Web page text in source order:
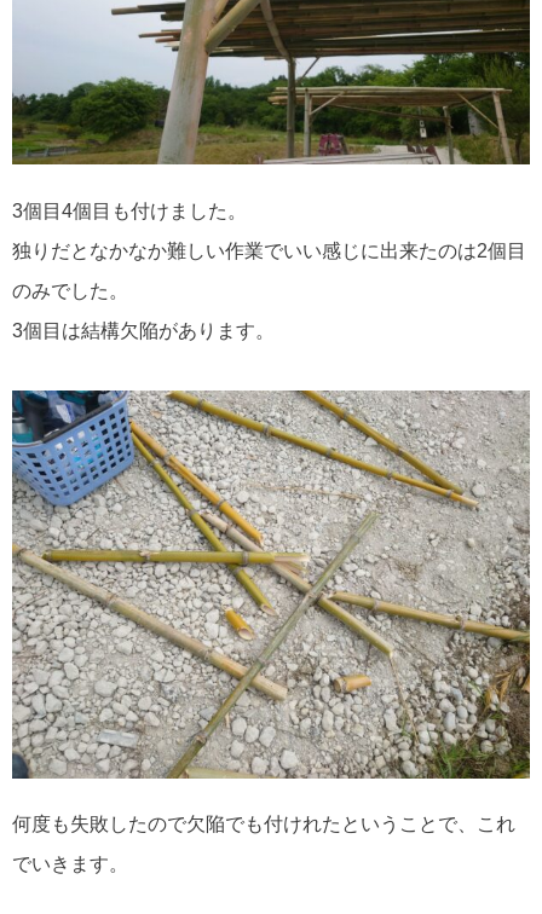
3個目4個目も付けました。
独りだとなかなか難しい作業でいい感じに出来たのは2個目
のみでした。
3個目は結構欠陥があります。
何度も失敗したので欠陥でも付けれたということで、これ
でいきます。